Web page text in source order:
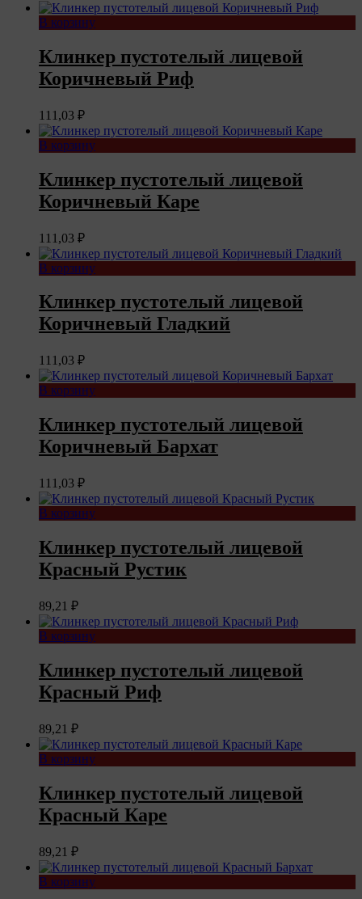
В корзину
Клинкер пустотелый лицевой
Коричневый Риф
111,03 ₽
В корзину
Клинкер пустотелый лицевой
Коричневый Каре
111,03 ₽
В корзину
Клинкер пустотелый лицевой
Коричневый Гладкий
111,03 ₽
В корзину
Клинкер пустотелый лицевой
Коричневый Бархат
111,03 ₽
В корзину
Клинкер пустотелый лицевой
Красный Рустик
89,21 ₽
В корзину
Клинкер пустотелый лицевой
Красный Риф
89,21 ₽
В корзину
Клинкер пустотелый лицевой
Красный Каре
89,21 ₽
В корзину